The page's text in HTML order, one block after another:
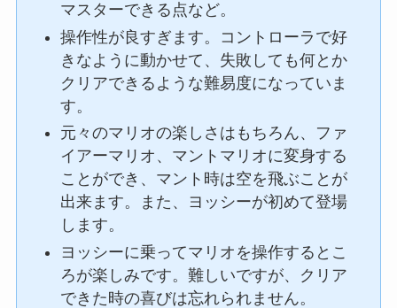
マスターできる点など。
操作性が良すぎます。コントローラで好
きなように動かせて、失敗しても何とか
クリアできるような難易度になっていま
す。
元々のマリオの楽しさはもちろん、ファ
イアーマリオ、マントマリオに変身する
ことができ、マント時は空を飛ぶことが
出来ます。また、ヨッシーが初めて登場
します。
ヨッシーに乗ってマリオを操作するとこ
ろが楽しみです。難しいですが、クリア
できた時の喜びは忘れられません。